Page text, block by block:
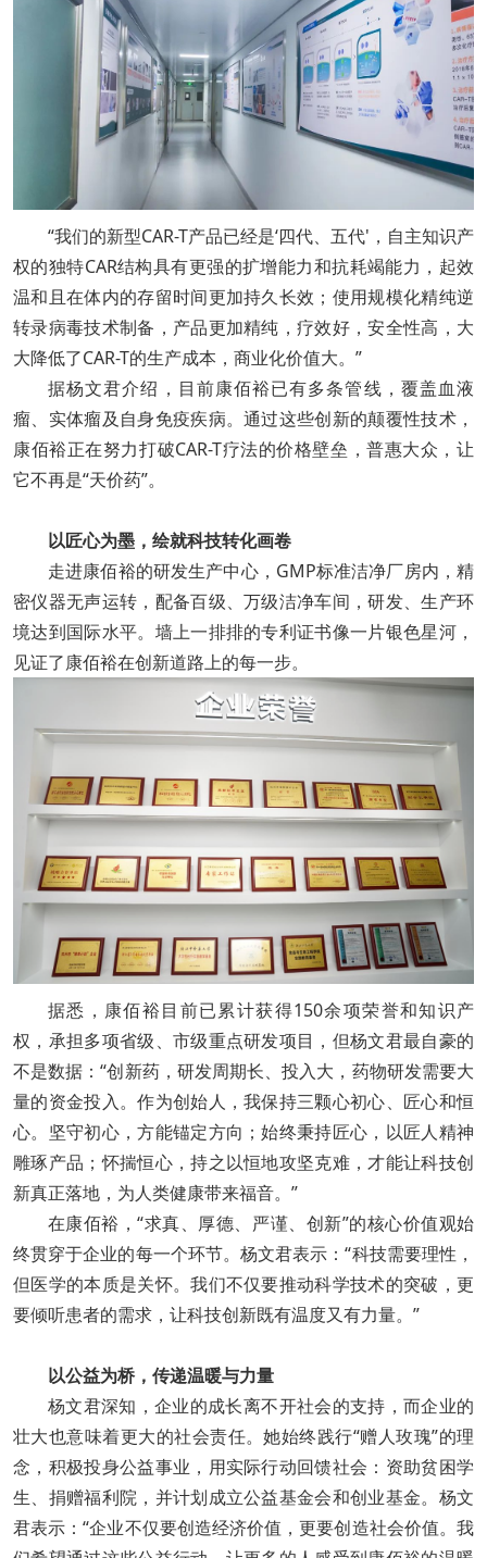
“我们的新型CAR-T产品已经是‘四代、五代'，自主知识产
权的独特CAR结构具有更强的扩增能力和抗耗竭能力，起效
温和且在体内的存留时间更加持久长效；使用规模化精纯逆
转录病毒技术制备，产品更加精纯，疗效好，安全性高，大
大降低了CAR-T的生产成本，商业化价值大。”
据杨文君介绍，目前康佰裕已有多条管线，覆盖血液
瘤、实体瘤及自身免疫疾病。通过这些创新的颠覆性技术，
康佰裕正在努力打破CAR-T疗法的价格壁垒，普惠大众，让
它不再是“天价药”。
以匠心为墨，绘就科技转化画卷
走进康佰裕的研发生产中心，GMP标准洁净厂房内，精
密仪器无声运转，配备百级、万级洁净车间，研发、生产环
境达到国际水平。墙上一排排的专利证书像一片银色星河，
见证了康佰裕在创新道路上的每一步。
据悉，康佰裕目前已累计获得150余项荣誉和知识产
权，承担多项省级、市级重点研发项目，但杨文君最自豪的
不是数据：“创新药，研发周期长、投入大，药物研发需要大
量的资金投入。作为创始人，我保持三颗心初心、匠心和恒
心。坚守初心，方能锚定方向；始终秉持匠心，以匠人精神
雕琢产品；怀揣恒心，持之以恒地攻坚克难，才能让科技创
新真正落地，为人类健康带来福音。”
在康佰裕，“求真、厚德、严谨、创新”的核心价值观始
终贯穿于企业的每一个环节。杨文君表示：“科技需要理性，
但医学的本质是关怀。我们不仅要推动科学技术的突破，更
要倾听患者的需求，让科技创新既有温度又有力量。”
以公益为桥，传递温暖与力量
杨文君深知，企业的成长离不开社会的支持，而企业的
壮大也意味着更大的社会责任。她始终践行“赠人玫瑰”的理
念，积极投身公益事业，用实际行动回馈社会：资助贫困学
生、捐赠福利院，并计划成立公益基金会和创业基金。杨文
君表示：“企业不仅要创造经济价值，更要创造社会价值。我